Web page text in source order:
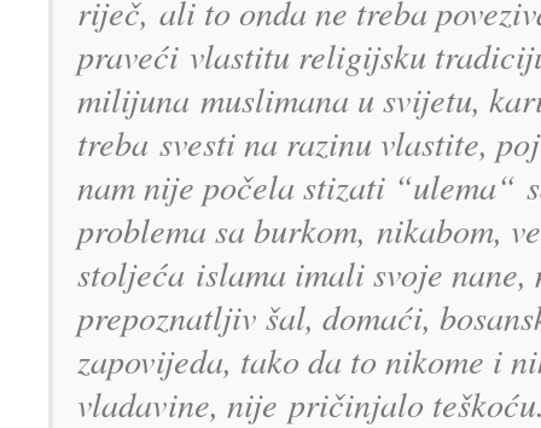
riječ, ali to onda ne treba
praveći vlastitu religijsku
milijuna muslimana u svijetu,
treba svesti na razinu vlastite,
nam nije počela stizati “ulema“
problema sa burkom, nikabom,
stoljeća islama imali svoje
prepoznatljiv šal, domaći,
zapovijeda, tako da to nikome i
vladavine, nije pričinjalo